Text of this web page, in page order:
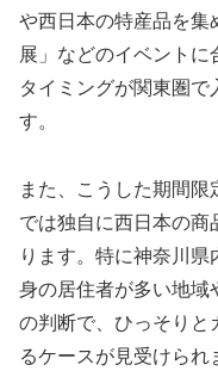
や西日本の特産品を集
展」などのイベント
タイミングが関東圏で
す。
また、こうした期間
では独自に西日本の商
ります。特に神奈川
身の居住者が多い地域
の判断で、ひっそりと
るケースが見受けら